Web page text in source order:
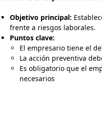
Objetivo principal:
frente a riesgos laborales.
Puntos clave:
El empresario tiene el
La acción preventiva
Es obligatorio que el
necesarios